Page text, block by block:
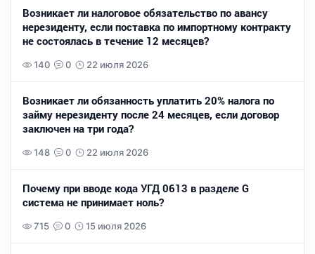
Возникает ли налоговое обязательство по авансу
нерезиденту, если поставка по импортному контракту
не состоялась в течение 12 месяцев?
140 0 22 июля 2026
Возникает ли обязанность уплатить 20% налога по
займу нерезиденту после 24 месяцев, если договор
заключен на три года?
148 0 22 июля 2026
Почему при вводе кода УГД 0613 в разделе G
система не принимает ноль?
715 0 15 июля 2026